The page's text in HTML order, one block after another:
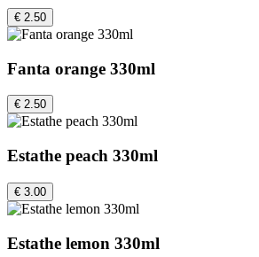
€ 2.50
Fanta orange 330ml
€ 2.50
Estathe peach 330ml
€ 3.00
Estathe lemon 330ml